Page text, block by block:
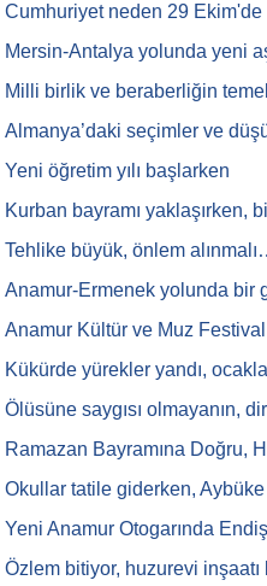
Cumhuriyet neden 29
Mersin-Antalya yolunda yeni
Milli birlik ve beraberliğin
Almanya’daki seçimler ve
Yeni öğretim yılı başlarken
Kurban bayramı yaklaşırken,
Tehlike büyük, önlem
Anamur-Ermenek yolunda bir
Anamur Kültür ve Muz
Kükürde yürekler yandı,
Ölüsüne saygısı olmayanın,
Ramazan Bayramına Doğru,
Okullar tatile giderken,
Yeni Anamur Otogarında
Özlem bitiyor, huzurevi